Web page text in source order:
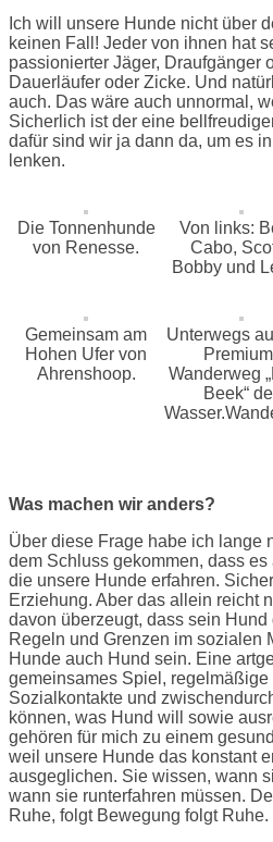
Ich will unsere Hunde nicht über
keinen Fall! Jeder von ihnen hat
passionierter Jäger, Draufgänger
Dauerläufer oder Zicke. Und
auch. Das wäre auch unnormal,
Sicherlich ist der eine
dafür sind wir ja dann da, um es
lenken.
Die Tonnenhunde
von Renesse.
Von links:
Cabo,
Bobby und
Gemeinsam am
Hohen Ufer von
Ahrenshoop.
Unterwegs
Wanderweg
Beek“
Was machen wir anders?
Über diese Frage habe ich lange
dem Schluss gekommen, dass
die unsere Hunde erfahren.
Erziehung. Aber das allein reicht
davon überzeugt, dass sein
Regeln und Grenzen im sozialen
Hunde auch Hund sein. Eine
gemeinsames Spiel, regelmäßige
Sozialkontakte und
können, was Hund will sowie
gehören für mich zu einem
weil unsere Hunde das konstant
ausgeglichen. Sie wissen, wann
wann sie runterfahren müssen.
Ruhe, folgt Bewegung folgt Ruhe.